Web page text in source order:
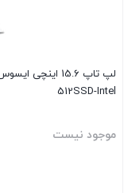
512SSD-Intel
موجود نیست